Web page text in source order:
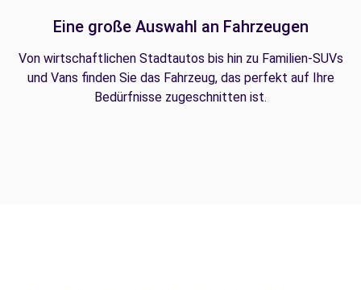
Eine große Auswahl an Fahrzeugen
Von wirtschaftlichen Stadtautos bis hin zu Familien-SUVs
und Vans finden Sie das Fahrzeug, das perfekt auf Ihre
Bedürfnisse zugeschnitten ist.